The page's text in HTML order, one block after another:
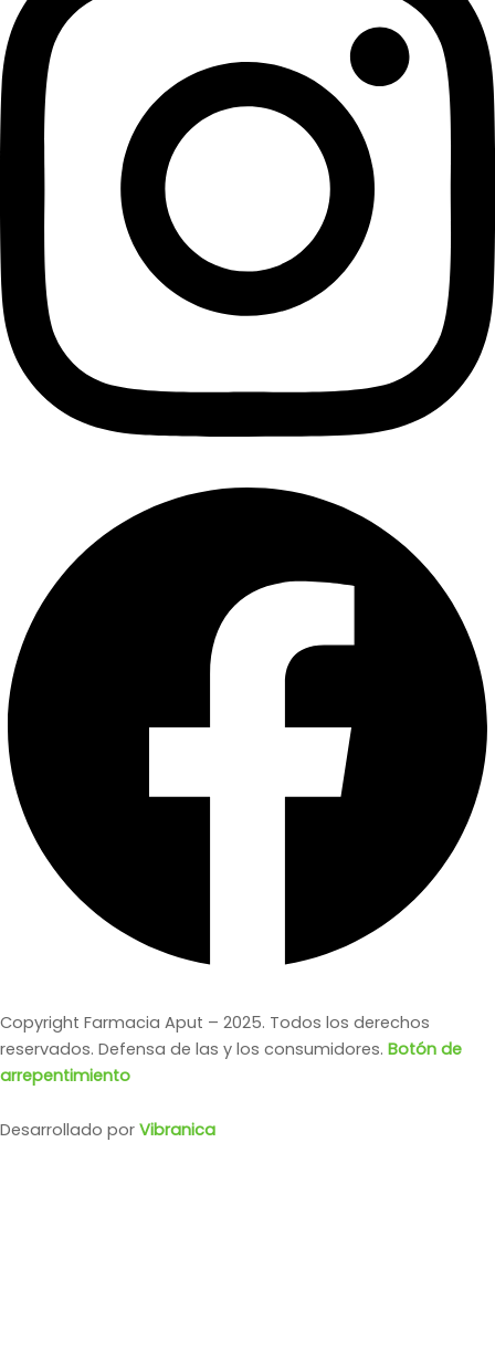
Copyright Farmacia Aput – 2025. Todos los derechos
reservados. Defensa de las y los consumidores. Botón de
arrepentimiento
Desarrollado por Vibranica